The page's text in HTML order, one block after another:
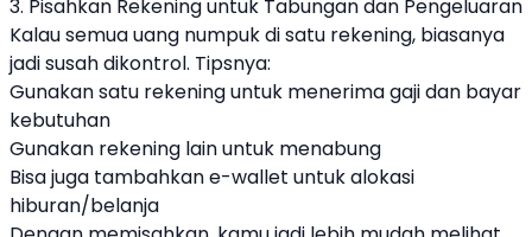
3. Pisahkan Rekening untuk Tabungan dan Pengeluaran
Kalau semua uang numpuk di satu rekening, biasanya
jadi susah dikontrol. Tipsnya:
Gunakan satu rekening untuk menerima gaji dan bayar
kebutuhan
Gunakan rekening lain untuk menabung
Bisa juga tambahkan e-wallet untuk alokasi
hiburan/belanja